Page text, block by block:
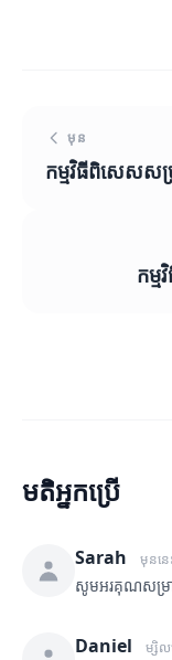
មុន
កម្មវិធីពិសេសសម្
កម្
មតិអ្នកប្រើ
Sarah មុននេ
សូមអរគុណសម្រា
Daniel ម្សិ